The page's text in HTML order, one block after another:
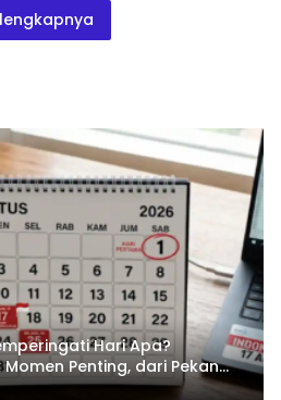
Hari Apa?
Penting, dari Pekan
World Wide Web